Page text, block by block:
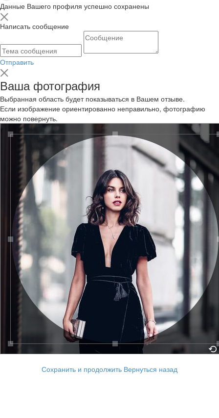
Данные Вашего профиля успешно сохранены
Написать сообщение
Отправить
Ваша фотография
Выбранная область будет показываться в Вашем отзыве.
Если изображение ориентированно неправильно, фотографию
можно повернуть.
Сохранить и продолжить Вернуться назад